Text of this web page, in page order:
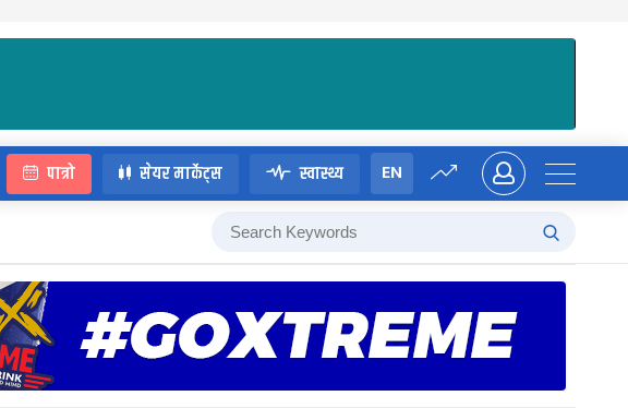
पात्रो सेयर मार्केट्स स्वास्थ्य EN